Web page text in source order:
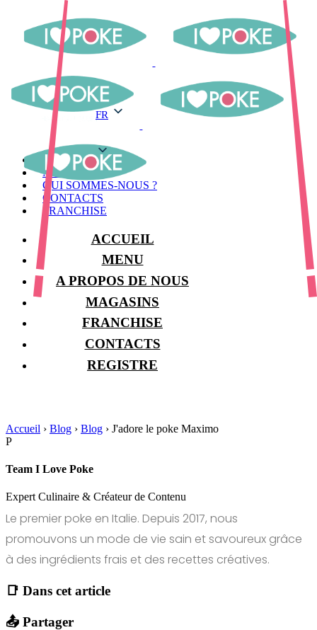
FR
MENU
MAGASINS
QUI SOMMES-NOUS ?
CONTACTS
FRANCHISE
ACCUEIL
MENU
A PROPOS DE NOUS
MAGASINS
FRANCHISE
CONTACTS
REGISTRE
Accueil › Blog › Blog › J'adore le poke Maximo
P
Team I Love Poke
Expert Culinaire & Créateur de Contenu
Le premier poke en Italie. Depuis 2017, nous
promouvons un mode de vie sain et savoureux grâce
à des ingrédients frais et des recettes créatives.
📑 Dans cet article
📤 Partager